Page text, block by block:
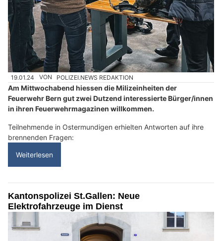
19.01.24 VON POLIZEI.NEWS REDAKTION
Am Mittwochabend hiessen die Milizeinheiten der
Feuerwehr Bern gut zwei Dutzend interessierte Bürger/innen
in ihren Feuerwehrmagazinen willkommen.
Teilnehmende in Ostermundigen erhielten Antworten auf ihre
brennenden Fragen:
Weiterlesen
Kantonspolizei St.Gallen: Neue
Elektrofahrzeuge im Dienst